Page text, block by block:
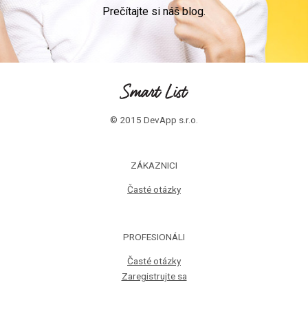
Prečítajte si náš blog.
© 2015 DevApp s.r.o.
ZÁKAZNICI
Časté otázky
PROFESIONÁLI
Časté otázky
Zaregistrujte sa